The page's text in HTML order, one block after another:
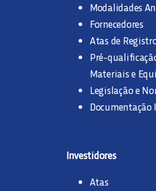
Modalidades
Fornecedores
Atas de
Pré-
Materiais e
Legislação e
Documentação
Investidores
Atas